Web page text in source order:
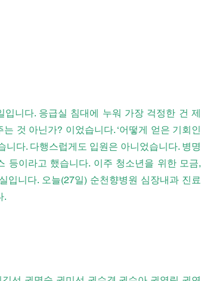
니다. 응급실 침대에 누워 가장 걱정한 건 제
것 아닌가? 이었습니다. ‘어떻게 얻은 기회인
니다. 다행스럽게도 입원은 아니었습니다. 병명
등이라고 했습니다. 이주 청소년을 위한 모금,
입니다. 오늘(27일) 순천향병원 심장내과 진료
.